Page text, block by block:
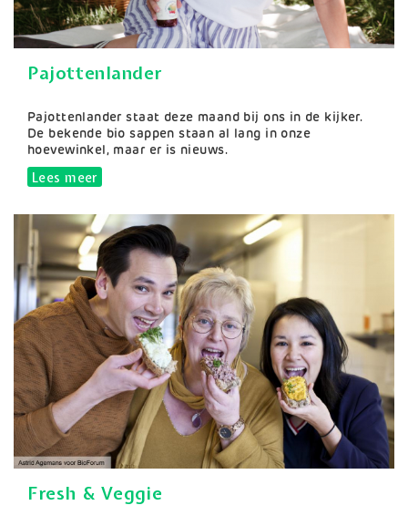
Pajottenlander
Samenvatting
Pajottenlander staat deze maand bij ons in de kijker.
De bekende bio sappen staan al lang in onze
hoevewinkel, maar er is nieuws.
Lees meerover Pajottenlander
Fresh & Veggie